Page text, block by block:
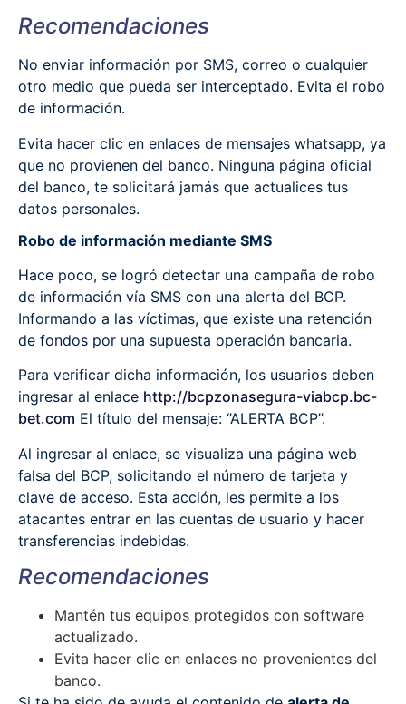
Recomendaciones
No enviar información por SMS, correo o cualquier
otro medio que pueda ser interceptado. Evita el robo
de información.
Evita hacer clic en enlaces de mensajes whatsapp, ya
que no provienen del banco. Ninguna página oficial
del banco, te solicitará jamás que actualices tus
datos personales.
Robo de información mediante SMS
Hace poco, se logró detectar una campaña de robo
de información vía SMS con una alerta del BCP.
Informando a las víctimas, que existe una retención
de fondos por una supuesta operación bancaria.
Para verificar dicha información, los usuarios deben
ingresar al enlace http://bcpzonasegura-viabcp.bc-
bet.com El título del mensaje: ‘’ALERTA BCP’’.
Al ingresar al enlace, se visualiza una página web
falsa del BCP, solicitando el número de tarjeta y
clave de acceso. Esta acción, les permite a los
atacantes entrar en las cuentas de usuario y hacer
transferencias indebidas.
Recomendaciones
Mantén tus equipos protegidos con software
actualizado.
Evita hacer clic en enlaces no provenientes del
banco.